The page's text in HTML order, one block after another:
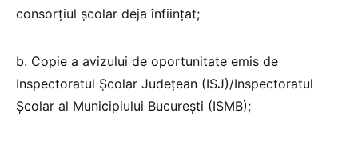
consorțiul școlar deja înfiinţat;
b. Copie a avizului de oportunitate emis de
Inspectoratul Școlar Județean (ISJ)/Inspectoratul
Școlar al Municipiului București (ISMB);